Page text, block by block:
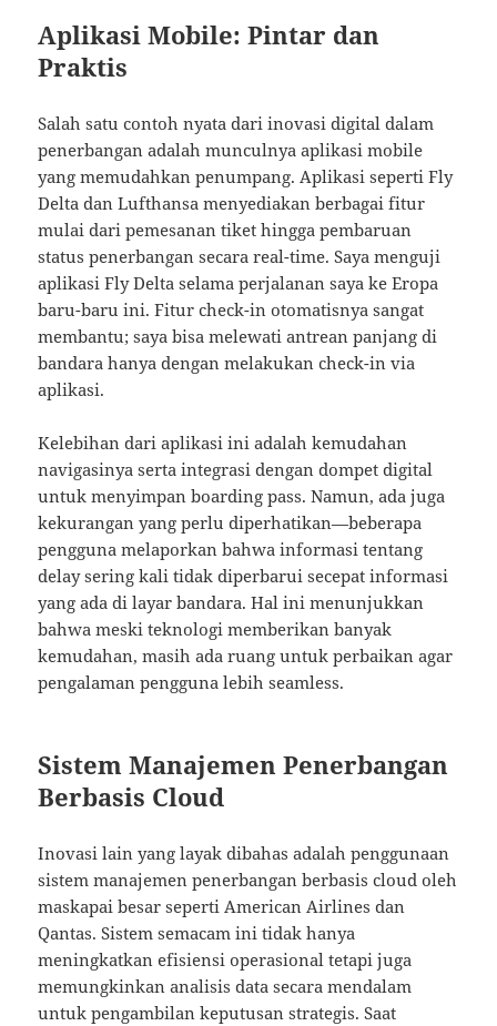
Aplikasi Mobile: Pintar dan
Praktis
Salah satu contoh nyata dari inovasi digital dalam
penerbangan adalah munculnya aplikasi mobile
yang memudahkan penumpang. Aplikasi seperti Fly
Delta dan Lufthansa menyediakan berbagai fitur
mulai dari pemesanan tiket hingga pembaruan
status penerbangan secara real-time. Saya menguji
aplikasi Fly Delta selama perjalanan saya ke Eropa
baru-baru ini. Fitur check-in otomatisnya sangat
membantu; saya bisa melewati antrean panjang di
bandara hanya dengan melakukan check-in via
aplikasi.
Kelebihan dari aplikasi ini adalah kemudahan
navigasinya serta integrasi dengan dompet digital
untuk menyimpan boarding pass. Namun, ada juga
kekurangan yang perlu diperhatikan—beberapa
pengguna melaporkan bahwa informasi tentang
delay sering kali tidak diperbarui secepat informasi
yang ada di layar bandara. Hal ini menunjukkan
bahwa meski teknologi memberikan banyak
kemudahan, masih ada ruang untuk perbaikan agar
pengalaman pengguna lebih seamless.
Sistem Manajemen Penerbangan
Berbasis Cloud
Inovasi lain yang layak dibahas adalah penggunaan
sistem manajemen penerbangan berbasis cloud oleh
maskapai besar seperti American Airlines dan
Qantas. Sistem semacam ini tidak hanya
meningkatkan efisiensi operasional tetapi juga
memungkinkan analisis data secara mendalam
untuk pengambilan keputusan strategis. Saat